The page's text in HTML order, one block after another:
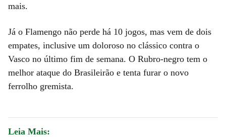
mais.
Já o Flamengo não perde há 10 jogos, mas vem de dois
empates, inclusive um doloroso no clássico contra o
Vasco no último fim de semana. O Rubro-negro tem o
melhor ataque do Brasileirão e tenta furar o novo
ferrolho gremista.
Leia Mais: